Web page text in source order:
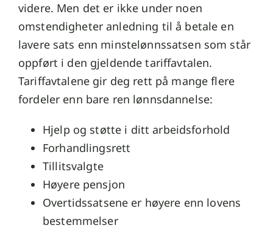
videre. Men det er ikke under noen
omstendigheter anledning til å betale en
lavere sats enn minstelønnssatsen som står
oppført i den gjeldende tariffavtalen.
Tariffavtalene gir deg rett på mange flere
fordeler enn bare ren lønnsdannelse:
Hjelp og støtte i ditt arbeidsforhold
Forhandlingsrett
Tillitsvalgte
Høyere pensjon
Overtidssatsene er høyere enn lovens
bestemmelser